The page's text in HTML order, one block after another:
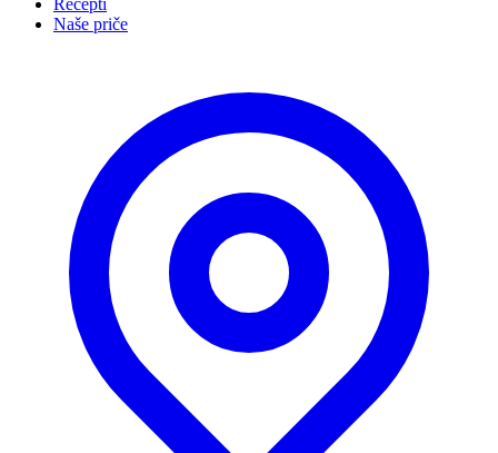
Recepti
Naše priče